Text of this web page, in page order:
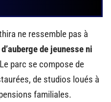
ne ressemble pas à
de jeunesse ni
parc se compose de
de studios loués à
familiales.